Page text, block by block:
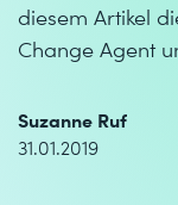
diesem Artikel
Change Agent
Suzanne Ruf
31.01.2019